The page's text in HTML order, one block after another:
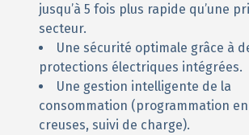
jusqu’à 5 fois plus rapide qu’une
secteur.
Une sécurité optimale grâce à
protections électriques intégrées.
Une gestion intelligente de la
consommation (programmation
creuses, suivi de charge).